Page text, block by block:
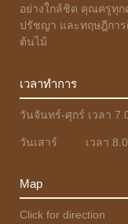
อย่างใกล้ชิด คุณครูทุก
ปรัชญา และทฤษฎีการ
ต้นไม้
เวลาทำการ
วันจันทร์-ศุกร์ เวลา
วันเสาร์ เวลา 8.00
Map
Click for direction